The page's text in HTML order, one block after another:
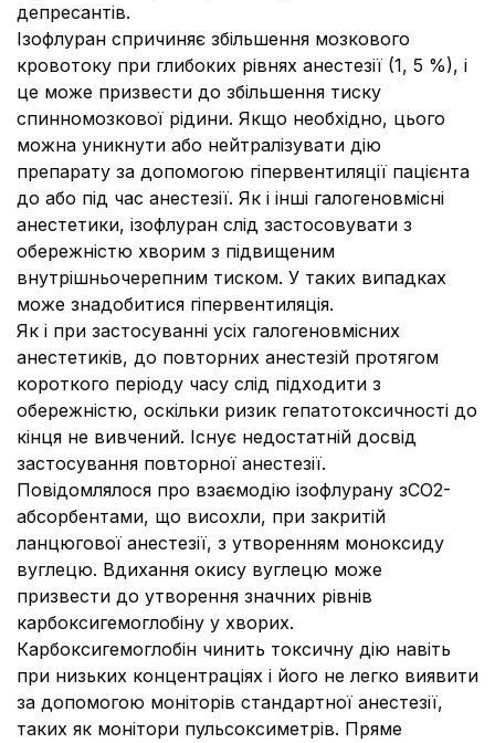
депресантів.
Ізофлуран спричиняє збільшення мозкового
кровотоку при глибоких рівнях анестезії (1, 5 %), і
це може призвести до збільшення тиску
спинномозкової рідини. Якщо необхідно, цього
можна уникнути або нейтралізувати дію
препарату за допомогою гіпервентиляції пацієнта
до або під час анестезії. Як і інші галогеновмісні
анестетики, ізофлуран слід застосовувати з
обережністю хворим з підвищеним
внутрішньочерепним тиском. У таких випадках
може знадобитися гіпервентиляція.
Як і при застосуванні усіх галогеновмісних
анестетиків, до повторних анестезій протягом
короткого періоду часу слід підходити з
обережністю, оскільки ризик гепатотоксичності до
кінця не вивчений. Існує недостатній досвід
застосування повторної анестезії.
Повідомлялося про взаємодію ізофлурану зСО2-
абсорбентами, що висохли, при закритій
ланцюгової анестезії, з утворенням моноксиду
вуглецю. Вдихання окису вуглецю може
призвести до утворення значних рівнів
карбоксигемоглобіну у хворих.
Карбоксигемоглобін чинить токсичну дію навіть
при низьких концентраціях і його не легко виявити
за допомогою моніторів стандартної анестезії,
таких як монітори пульсоксиметрів. Пряме